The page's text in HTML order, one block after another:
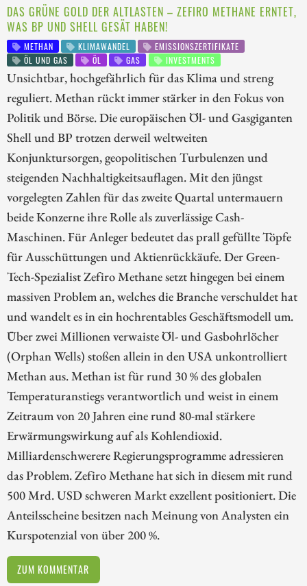
DAS GRÜNE GOLD DER ALTLASTEN – ZEFIRO METHANE ERNTET,
WAS BP UND SHELL GESÄT HABEN!
METHAN KLIMAWANDEL
EMISSIONSZERTIFIKATE
ÖL UND GAS
ÖL GAS INVESTMENTS
Unsichtbar, hochgefährlich für das Klima und streng
reguliert. Methan rückt immer stärker in den Fokus von
Politik und Börse. Die europäischen Öl- und Gasgiganten
Shell und BP trotzen derweil weltweiten
Konjunktursorgen, geopolitischen Turbulenzen und
steigenden Nachhaltigkeitsauflagen. Mit den jüngst
vorgelegten Zahlen für das zweite Quartal untermauern
beide Konzerne ihre Rolle als zuverlässige Cash-
Maschinen. Für Anleger bedeutet das prall gefüllte Töpfe
für Ausschüttungen und Aktienrückkäufe. Der Green-
Tech-Spezialist Zefiro Methane setzt hingegen bei einem
massiven Problem an, welches die Branche verschuldet hat
und wandelt es in ein hochrentables Geschäftsmodell um.
Über zwei Millionen verwaiste Öl- und Gasbohrlöcher
(Orphan Wells) stoßen allein in den USA unkontrolliert
Methan aus. Methan ist für rund 30 % des globalen
Temperaturanstiegs verantwortlich und weist in einem
Zeitraum von 20 Jahren eine rund 80-mal stärkere
Erwärmungswirkung auf als Kohlendioxid.
Milliardenschwerere Regierungsprogramme adressieren
das Problem. Zefiro Methane hat sich in diesem mit rund
500 Mrd. USD schweren Markt exzellent positioniert. Die
Anteilsscheine besitzen nach Meinung von Analysten ein
Kurspotenzial von über 200 %.
ZUM KOMMENTAR